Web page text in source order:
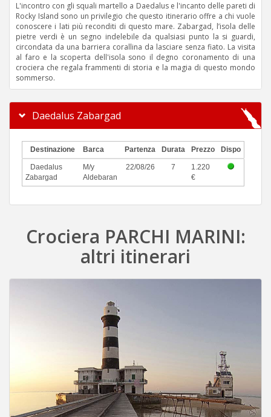
L'incontro con gli squali martello a Daedalus e l'incanto delle pareti di
Rocky Island sono un privilegio che questo itinerario offre a chi vuole
conoscere i lati più reconditi di questo mare. Zabargad, l’isola delle
pietre verdi è un segno indelebile da qualsiasi punto la si guardi,
circondata da una barriera corallina da lasciare senza fiato. La visita
al faro e la scoperta dell'isola sono il degno coronamento di una
crociera che regala frammenti di storia e la magia di questo mondo
sommerso.
Daedalus Zabargad
Destinazione Barca Partenza Durata Prezzo Dispo
Daedalus
Zabargad
M/y
Aldebaran
22/08/26 7
1.220
€
Crociera PARCHI MARINI:
altri itinerari